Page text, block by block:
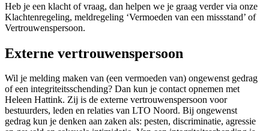
Heb je een klacht of vraag, dan helpen we je graag verder via onze
Klachtenregeling, meldregeling ‘Vermoeden van een missstand’ of
Vertrouwenspersoon.
Externe vertrouwenspersoon
Wil je melding maken van (een vermoeden van) ongewenst gedrag
of een integriteitsschending? Dan kun je contact opnemen met
Heleen Hattink. Zij is de externe vertrouwenspersoon voor
bestuurders, leden en relaties van LTO Noord. Bij ongewenst
gedrag kun je denken aan zaken als: pesten, discriminatie, agressie